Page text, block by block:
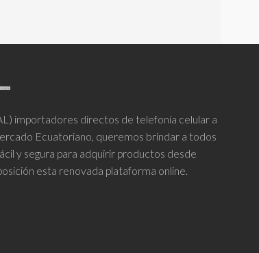
importadores directos de telefonía celular a
Ecuatoriano, queremos brindar a todos
y segura para adquirir productos desde
esta renovada plataforma online.